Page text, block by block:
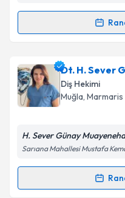
Kişisel
Metni'ni okudum
Takvim
Randevu
Dt. Mustafa Aşıkiçin
oluşturun. Size bu
takvim
Kişisel
Metni'ni okudum
Dt. H. Sever
Diş Hekimi
Muğla, Marmaris
H. Sever Günay
Sarıana Mahallesi Mustafa
Randevu